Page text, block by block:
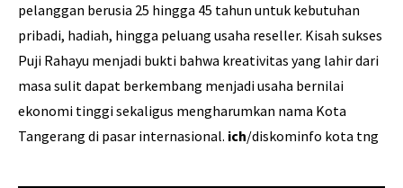
pelanggan berusia 25 hingga 45 tahun untuk kebutuhan
pribadi, hadiah, hingga peluang usaha reseller. Kisah sukses
Puji Rahayu menjadi bukti bahwa kreativitas yang lahir dari
masa sulit dapat berkembang menjadi usaha bernilai
ekonomi tinggi sekaligus mengharumkan nama Kota
Tangerang di pasar internasional. ich/diskominfo kota tng